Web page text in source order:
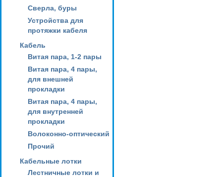
Сверла, буры
Устройства для
протяжки кабеля
Кабель
Витая пара, 1-2 пары
Витая пара, 4 пары,
для внешней
прокладки
Витая пара, 4 пары,
для внутренней
прокладки
Волоконно-оптический
Прочий
Кабельные лотки
Лестничные лотки и